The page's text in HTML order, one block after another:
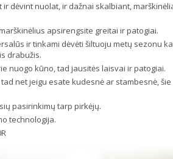
ir dėvint nuolat, ir dažnai skalbiant,
apsirengsite greitai ir patogiai.
ir tinkami dėvėti šiltuoju metų sezonu
drabužis.
nuogo kūno, tad jausitės laisvai ir patogiai.
net jeigu esate kudesnė ar stambesnė,
pasirinkimų tarp pirkėjų.
technologija.